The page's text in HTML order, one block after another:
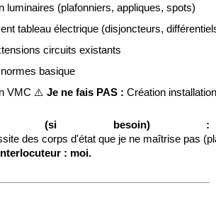
luminaires (plafonniers, appliques, spots)
tableau électrique (disjoncteurs,
circuits existants
basique
VMC ⚠️ Je ne fais PAS : Création
(si besoin) :
des corps d'état que je ne maîtrise pas
: moi.